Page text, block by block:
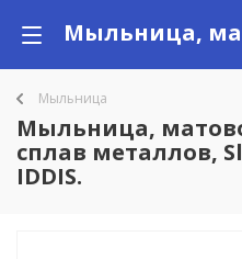
Мыльница
Мыльница,
сплав металлов,
IDDIS.